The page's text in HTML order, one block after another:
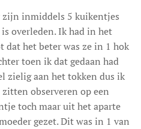
zijn inmiddels 5 kuikentjes
overleden. Ik had in het
dat het beter was ze in 1 hok
toen ik dat gedaan had
zielig aan het tokken dus ik
observeren op een
toch maar uit het aparte
gezet. Dit was in 1 van